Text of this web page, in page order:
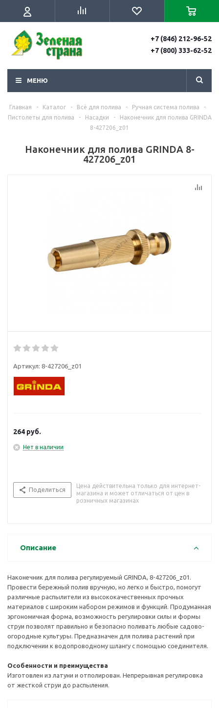
+7 (846) 212-96-52
+7 (800) 333-62-52
МЕНЮ
Главная - Каталог - Всё для полива - Ручная система полива
-
Пистолеты для полива
- Насадки -
Наконечник для полива GRINDA
8-427206_z01
Наконечник для полива GRINDA 8-
427206_z01
Артикул: 8-427206_z01
264 руб.
Нет в наличии
Поделиться
Цена действительна только для интернет-
магазина и может отличаться от цен в
розничных магазинах
Описание
Наконечник для полива регулируемый GRINDA, 8-427206_z01.
Провести бережный полив вручную, но легко и быстро, помогут
различные распылители из высококачественных прочных
материалов с широким набором режимов и функций. Продуманная
эргономичная форма, возможность регулировки силы и формы
струи позволят правильно и безопасно поливать любые садово-
огородные культуры. Предназначен для полива растений при
подключении к водопроводному шлангу с помощью соединителя.
Особенности и преимущества
Изготовлен из латуни и отполирован. Непрерывная регулировка
от жесткой струи до распыления.